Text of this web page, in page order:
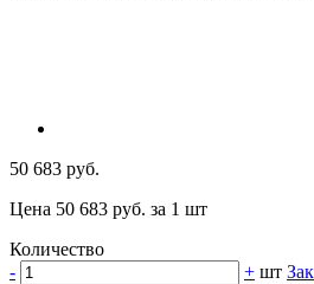
50 683 руб.
Цена 50 683 руб. за 1 шт
Количество
-
+ шт